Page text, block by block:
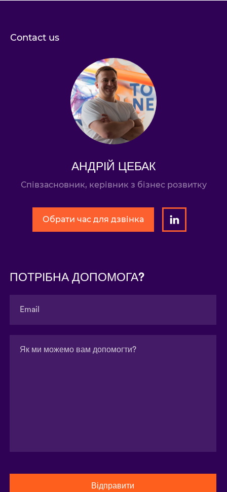
Contact us
АНДРІЙ ЦЕБАК
Співзасновник, керівник з бізнес розвитку
Обрати час для дзвінка
ПОТРІБНА ДОПОМОГА?
Відправити